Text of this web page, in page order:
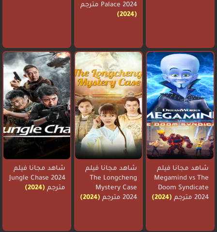
Palace 2024 مترجم
(2024)
شاهد مجانا فيلم
Megamind vs The
Doom Syndicate
2024 مترجم
(2024)
شاهد مجانا فيلم
The Longcheng
Mystery Case
2024 مترجم
(2024)
شاهد مجانا فيلم
Jungle Chase 2024
مترجم (2024)